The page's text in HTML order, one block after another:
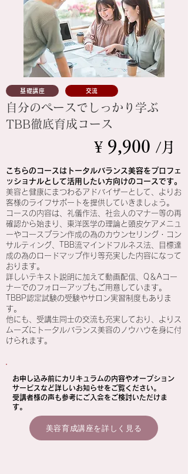
基礎講座 交流
自分のペースでしっかり学ぶ
TBB徹底育成コース
¥ 9,900 /月
こちらのコースはトータルバランス美容をプロフェ
ッショナルとして活用したい方向けのコースです。
美容と健康にまつわるアドバイザーとして、よりお
客様のライフサポートを提供していきましょう。
コースの内容は、礼儀作法、社会人のマナー等の再
確認から始まり、東洋医学の理論と頭皮ケアメニュ
ーやコースプラン作成の為のカウンセリング・コン
サルティング、TBB流マインドフルネス法、目標達
成の為のロードマップ作り等充実した内容になって
おります。
詳しいテキスト説明に加えて動画配信、Q＆Aコー
ナーでのフォローアップもご用意しています。
TBBP認定試験の受験やサロン実習制度もありま
す。
他にも、受講生同士の交流も充実しており、よりス
ムーズにトータルバランス美容のノウハウを身に付
けられます。
お申し込み前にカリキュラムの内容やオープション
サービスなど詳しいお知らせをご覧ください。
​受講者様の声も参考にご入会をご検討いただけま
す。
美容育成講座を詳しく見る